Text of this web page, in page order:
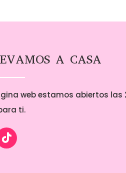
1,00€
A CASA
web estamos abiertos las
ti.